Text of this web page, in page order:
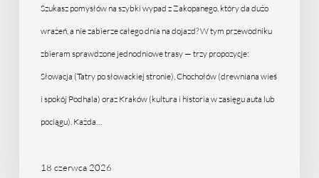
Słowacja,
Chochołów,
Kraków
Szukasz pomysłów na szybki wypad z Zakopanego, który da dużo
wrażeń, a nie zabierze całego dnia na dojazd? W tym przewodniku
zbieram sprawdzone jednodniowe trasy — trzy propozycje:
Słowacja (Tatry po słowackiej stronie), Chochołów (drewniana wieś
i spokój Podhala) oraz Kraków (kultura i historia w zasięgu auta lub
pociągu). Każda…
18 czerwca 2026